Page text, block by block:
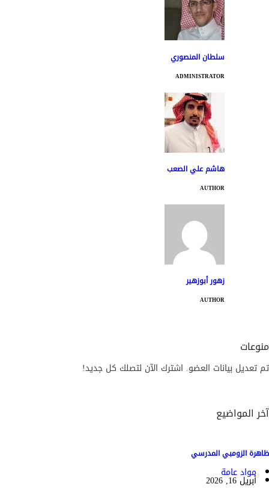
سلطان المنصوري
ADMINISTRATOR
هاشم علي الصعب
AUTHOR
زهور أبوزهير
AUTHOR
منوعات
تم تعديل بيانات العضو. اشترك الآن لتصلك كل جديد!
آخر المواضيع
ظاهرة الزومبي المدرسي
مواد عامة
أبريل 16, 2026